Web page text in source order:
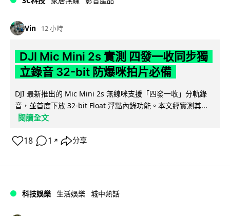
Vin 12 小時
DJI Mic Mini 2s 實測 四發一收同步獨
立錄音 32-bit 防爆咪拍片必備
DJI 最新推出的 Mic Mini 2s 無線咪支援「四發一收」分軌錄
音，並首度下放 32-bit Float 浮點內錄功能。本文經實測其...
閱讀全文
18 1 ↗ 分享
科技娛樂 生活娛樂 城中熱話